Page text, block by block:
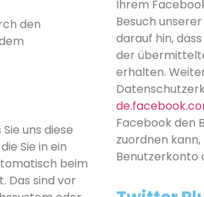
den
uns diese
Sie in ein
beim
Das sind vor
Ihrem
Besuch
darauf hin,
der
erhalten.
Facebook den
zuordnen
Benutzerkonto